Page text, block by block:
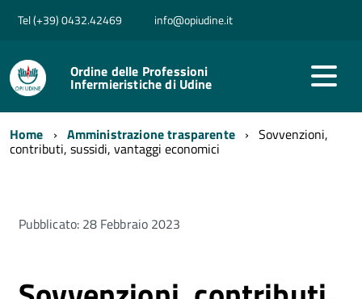
Tel (+39) 0432.42469 info@opiudine.it
Ordine delle Professioni
Infermieristiche di Udine
Home Amministrazione trasparente Sovvenzioni,
contributi, sussidi, vantaggi economici
Pubblicato: 28 Febbraio 2023